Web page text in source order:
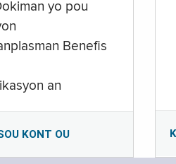
yo pou
Benefis
an
KONT OU